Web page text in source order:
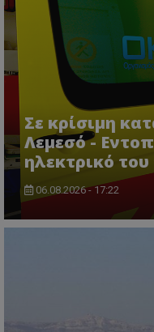
Σε κρίσιμη
Λεμεσό -
ηλεκτρικό
06.08.2026 - 17:22